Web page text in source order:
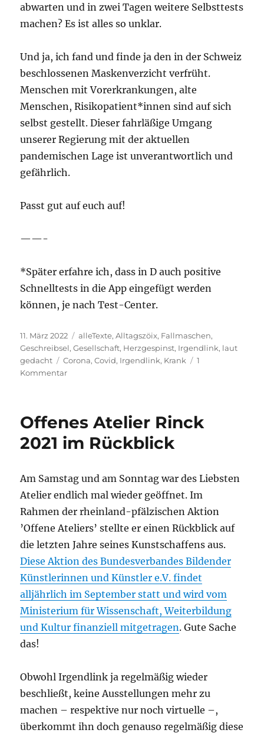
abwarten und in zwei Tagen weitere Selbsttests
machen? Es ist alles so unklar.
Und ja, ich fand und finde ja den in der Schweiz
beschlossenen Maskenverzicht verfrüht.
Menschen mit Vorerkrankungen, alte
Menschen, Risikopatient*innen sind auf sich
selbst gestellt. Dieser fahrläßige Umgang
unserer Regierung mit der aktuellen
pandemischen Lage ist unverantwortlich und
gefährlich.
Passt gut auf euch auf!
——-
*Später erfahre ich, dass in D auch positive
Schnelltests in die App eingefügt werden
können, je nach Test-Center.
Veröffentlicht
am
11. März 2022 Kategorien
alleTexte,Alltagszöix, Fallmaschen,
Geschreibsel,Gesellschaft, Herzgespinst, Irgendlink, laut
gedacht
Schlagwörter
Corona,Covid, Irgendlink, Krank
1
Kommentarzu
Offenes Atelier Rinck
2021 im Rückblick
Am Samstag und am Sonntag war des Liebsten
Atelier endlich mal wieder geöffnet. Im
Rahmen der rheinland-pfälzischen Aktion
’Offene Ateliers’ stellte er einen Rückblick auf
die letzten Jahre seines Kunstschaffens aus.
Diese Aktion des Bundesverbandes Bildender
Künstlerinnen und Künstler e.V. findet
alljährlich im September statt und wird vom
Ministerium für Wissenschaft, Weiterbildung
und Kultur finanziell mitgetragen. Gute Sache
das!
Obwohl Irgendlink ja regelmäßig wieder
beschließt, keine Ausstellungen mehr zu
machen – respektive nur noch virtuelle –,
überkommt ihn doch genauso regelmäßig diese